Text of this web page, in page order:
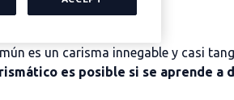
es un carisma innegable y casi
es posible si se aprende a